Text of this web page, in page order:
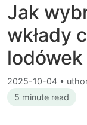
Jak
wkłady
2025-10-04 •
5 minute read